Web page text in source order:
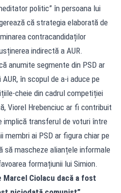
politic” în persoana lui
că strategia elaborată de
contracandidaților
indirectă a AUR.
anumite segmente din PSD ar
în scopul de a-i aduce pe
cheie din cadrul competiției
Viorel Hrebenciuc ar fi contribuit
implică transferul de voturi între
membri ai PSD ar figura chiar pe
să mascheze alianțele informale
formațiunii lui Simion.
Ciolacu dacă a fost